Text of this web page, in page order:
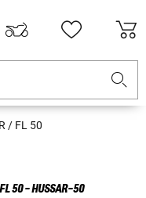
/ FL 50
50 - HUSSAR-50